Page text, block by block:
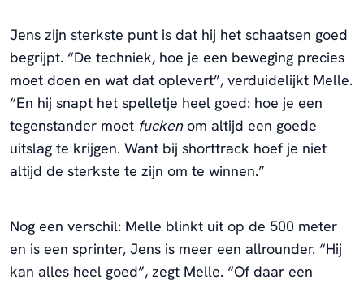
Jens zijn sterkste punt is dat hij het schaatsen goed
begrijpt. “De techniek, hoe je een beweging precies
moet doen en wat dat oplevert”, verduidelijkt Melle.
“En hij snapt het spelletje heel goed: hoe je een
tegenstander moet fuckenom altijd een goede
uitslag te krijgen. Want bij shorttrack hoef je niet
altijd de sterkste te zijn om te winnen.”
Nog een verschil: Melle blinkt uit op de 500 meter
en is een sprinter, Jens is meer een allrounder. “Hij
kan alles heel goed”, zegt Melle. “Of daar een